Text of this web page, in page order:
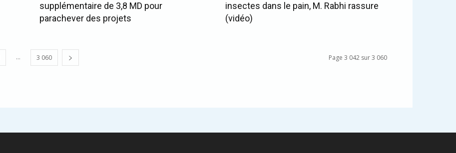
supplémentaire de 3,8 MD pour
parachever des projets
insectes dans le pain, M. Rabhi rassure
(vidéo)
... 3 060 Page 3 042 sur 3 060